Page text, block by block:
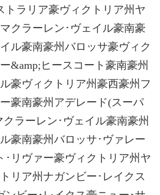
トラリア豪ヴィクトリア州ヤ
クラーレン･ヴェイル豪南豪
ル豪南豪州バロッサ豪ヴィク
&amp;ヒースコート豪南豪州
豪ヴィクトリア州豪西豪州フ
豪南豪州アデレード(スーパ
ラーレン･ヴェイル豪南豪州
豪南豪州バロッサ･ヴァレー
･リヴァー豪ヴィクトリア州ヤ
リア州ナガンビー･レイクス